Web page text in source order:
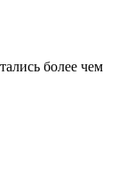
более чем